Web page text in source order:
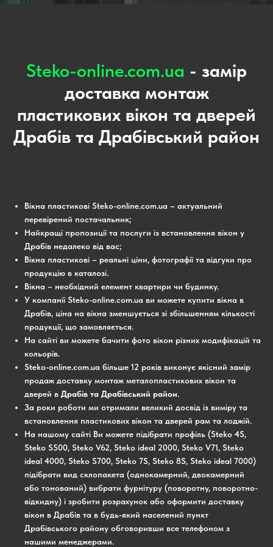
Steko-online.com.ua - замір
доставка монтаж
пластикових вікон та дверей
Драбів та Драбівський район
Вікна пластикові Steko-online.com.ua – актуальний
перевірений постачальник;
Найкращі пропозиції та послуги із встановлення вікон у
Драбів недалеко від вас;
Вікна пластикові – реальні ціни, фотографії та відгуки про
продукцію в каталозі.
Вікна – необхідний елемент квартири чи будинку.
У компанії Steko-online.com.ua ви можете купити вікна в
Драбів, ціна на вікна зменшується зі збільшенням кількості
продукції, що замовляється.
На сайті ви можете бачити фото вікон різних модифікацій та
кольорів.
Steko-online.com.ua більше 12 років виконує якісний замір
продаж доставку монтаж металопластикових вікон та
дверей в Драбів та Драбівський район.
За роки роботи ми отримали великий досвід із виміру та
встановлення пластикових вікон та дверей рам та лоджій.
На нашому сайті Ви можете підібрати профіль (Steko 4S,
Steko S500, Steko V62, Steko ideal 2000, Steko V71, Steko
ideal 4000, Steko S700, Steko 7S, Steko 8S, Steko ideal 7000)
підібрати вид склопакета (однокамерний, двокамерний
або тонований) вибрати фурнітуру (поворотну, поворотно-
відкидну) і зробити розрахунок або оформити доставку
вікон в Драбів та в будь-який населений пункт
Драбівського району обговоривши все телефоном з
нашими менеджерами.